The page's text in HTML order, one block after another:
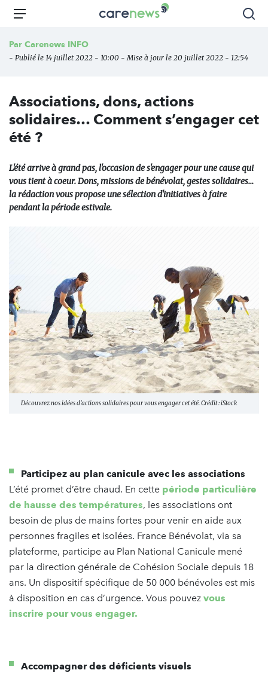
Aller
principal
Carenews,
des
l'engagement
Menu
Par Carenews INFO
- Publié le 14 juillet 2022 - 10:00 - Mise à jour le 20 juillet 2022 - 12:54
Associations, dons, actions
solidaires… Comment s’engager cet
été ?
L'été arrive à grand pas, l'occasion de s'engager pour une cause qui
vous tient à coeur. Dons, missions de bénévolat, gestes solidaires...
la rédaction vous propose une sélection d'initiatives à faire
pendant la période estivale.
Découvrez nos idées d'actions solidaires pour vous engager cet été. Crédit : iStock
Participez au plan canicule avec les associations
L’été promet d’être chaud. En cette période particulière
de hausse des températures, les associations ont
besoin de plus de mains fortes pour venir en aide aux
personnes fragiles et isolées. France Bénévolat, via sa
plateforme, participe au Plan National Canicule mené
par la direction générale de Cohésion Sociale depuis 18
ans. Un dispositif spécifique de 50 000 bénévoles est mis
à disposition en cas d’urgence. Vous pouvez vous
inscrire pour vous engager.
Accompagner des déficients visuels